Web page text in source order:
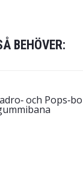
BEHÖVER: